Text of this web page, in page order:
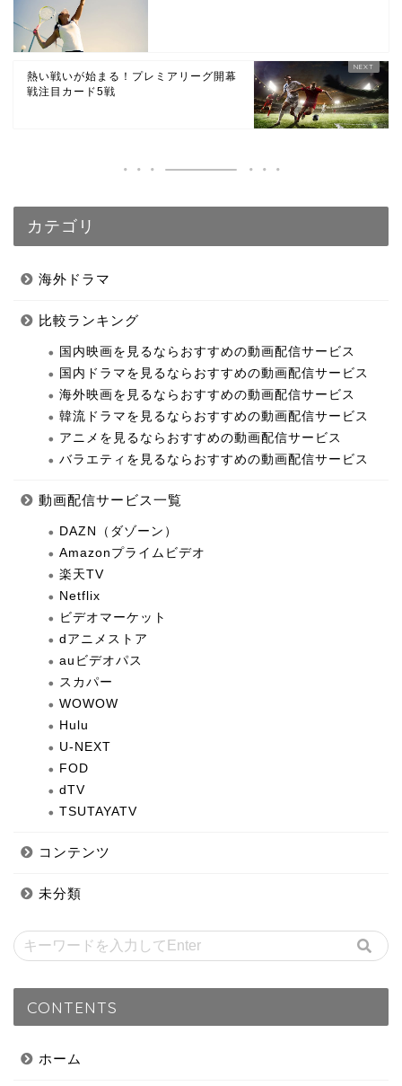
熱い戦いが始まる！プレミアリーグ開幕
戦注目カード5戦
カテゴリ
海外ドラマ
比較ランキング
国内映画を見るならおすすめの動画配信サービス
国内ドラマを見るならおすすめの動画配信サービス
海外映画を見るならおすすめの動画配信サービス
韓流ドラマを見るならおすすめの動画配信サービス
アニメを見るならおすすめの動画配信サービス
バラエティを見るならおすすめの動画配信サービス
動画配信サービス一覧
DAZN（ダゾーン）
Amazonプライムビデオ
楽天TV
Netflix
ビデオマーケット
dアニメストア
auビデオパス
スカパー
WOWOW
Hulu
U-NEXT
FOD
dTV
TSUTAYATV
コンテンツ
未分類
CONTENTS
ホーム